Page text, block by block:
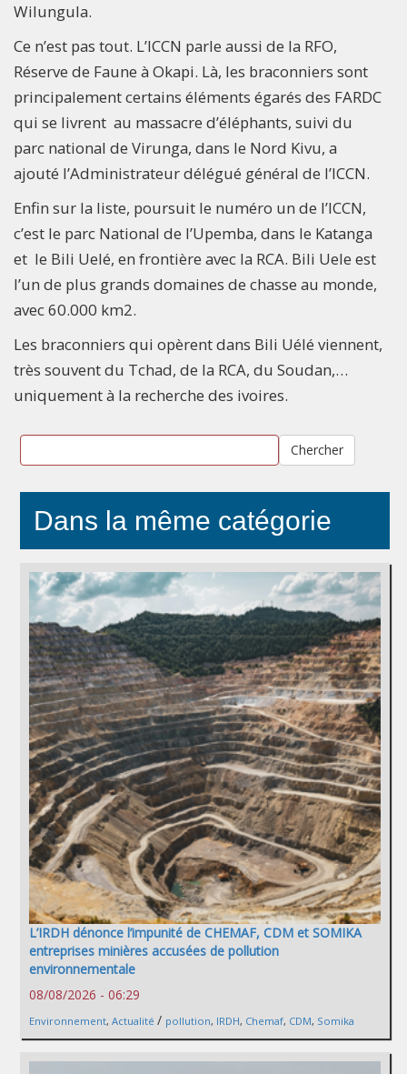
Wilungula.
Ce n’est pas tout. L’ICCN parle aussi de la RFO,
Réserve de Faune à Okapi. Là, les braconniers sont
principalement certains éléments égarés des FARDC
qui se livrent au massacre d’éléphants, suivi du
parc national de Virunga, dans le Nord Kivu, a
ajouté l’Administrateur délégué général de l’ICCN.
Enfin sur la liste, poursuit le numéro un de l’ICCN,
c’est le parc National de l’Upemba, dans le Katanga
et le Bili Uelé, en frontière avec la RCA. Bili Uele est
l’un de plus grands domaines de chasse au monde,
avec 60.000 km2.
Les braconniers qui opèrent dans Bili Uélé viennent,
très souvent du Tchad, de la RCA, du Soudan,…
uniquement à la recherche des ivoires.
Chercher
Dans la même catégorie
L’IRDH dénonce l’impunité de CHEMAF, CDM et SOMIKA
entreprises minières accusées de pollution
environnementale
08/08/2026 - 06:29
Environnement, Actualité / pollution, IRDH, Chemaf, CDM, Somika